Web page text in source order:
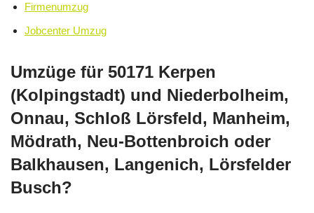
Firmenumzug
Jobcenter Umzug
Umzüge für 50171 Kerpen
(Kolpingstadt) und Niederbolheim,
Onnau, Schloß Lörsfeld, Manheim,
Mödrath, Neu-Bottenbroich oder
Balkhausen, Langenich, Lörsfelder
Busch?